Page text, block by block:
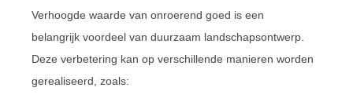
Verhoogde waarde van onroerend goed is een
belangrijk voordeel van duurzaam landschapsontwerp.
Deze verbetering kan op verschillende manieren worden
gerealiseerd, zoals: